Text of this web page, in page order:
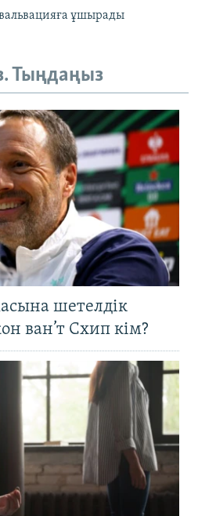
ұшырады
Тыңдаңыз
шетелдік
ван’т Схип кім?